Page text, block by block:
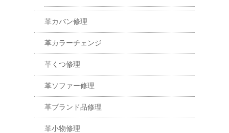
革カバン修理
革カラーチェンジ
革くつ修理
革ソファー修理
革ブランド品修理
革小物修理